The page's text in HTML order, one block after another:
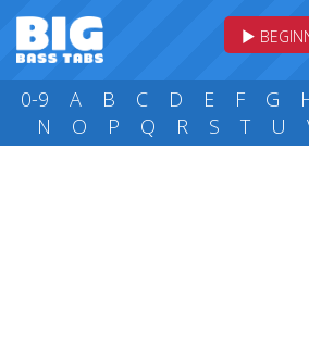
0-9 A B C D E F G
N
O P Q R S T U